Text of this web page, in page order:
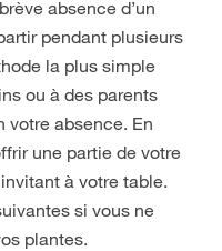
absence d’un
pendant plusieurs
la plus simple
ou à des parents
votre absence. En
une partie de votre
à votre table.
si vous ne
plantes.